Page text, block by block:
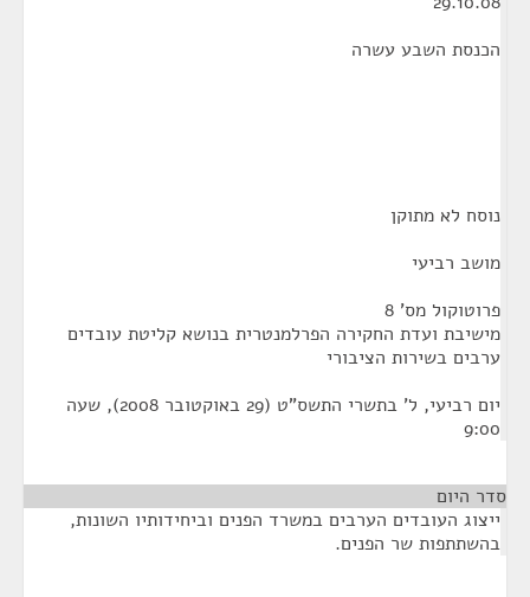
הכנסת השבע עשרה
נוסח לא מתוקן
מושב רביעי
פרוטוקול מס' 8
מישיבת ועדת החקירה הפרלמנטרית בנושא קליטת עובדים
ערבים בשירות הציבורי
יום רביעי, ל' בתשרי התשס"ט (29 באוקטובר 2008), שעה
9:00
סדר היום
ייצוג העובדים הערבים במשרד הפנים וביחידותיו השונות,
בהשתתפות שר הפנים.